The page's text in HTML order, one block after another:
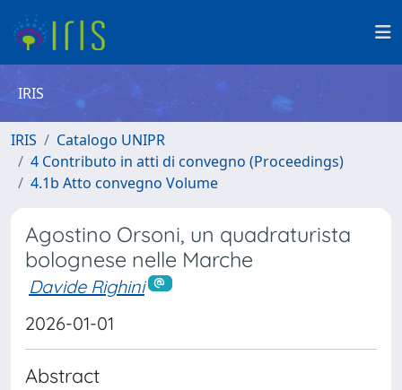
IRIS
IRIS
Catalogo UNIPR
4 Contributo in atti di convegno (Proceedings)
4.1b Atto convegno Volume
Agostino Orsoni, un quadraturista
bolognese nelle Marche
Davide Righini
2026-01-01
Abstract